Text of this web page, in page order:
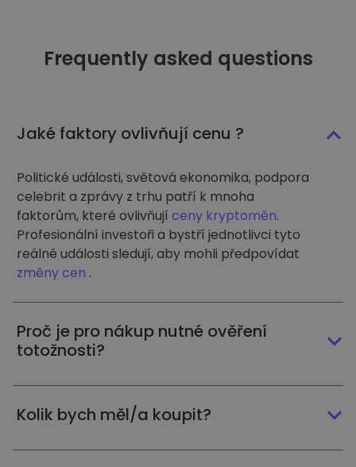
Frequently asked questions
Jaké faktory ovlivňují cenu ?
Politické události, světová ekonomika, podpora
celebrit a zprávy z trhu patří k mnoha
faktorům, které ovlivňují ceny kryptoměn.
Profesionální investoři a bystří jednotlivci tyto
reálné události sledují, aby mohli předpovídat
změny cen .
Proč je pro nákup nutné ověření
totožnosti?
Kolik bych měl/a koupit?